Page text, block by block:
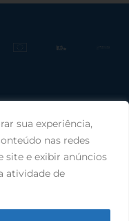
sua experiência,
nas redes
site e exibir anúncios
atividade de
RS, 90030-100 |
1120
Povos Indígenas ·